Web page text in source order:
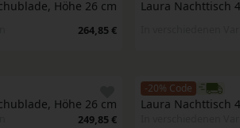
Höhe 26 cm
264,85 €
Laura Nachttisch
Höhe 26 cm
249,85 €
-20% Code
Laura Nachttisch